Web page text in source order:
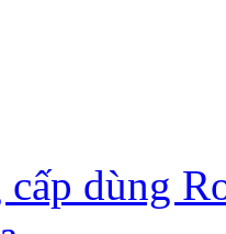
dùng